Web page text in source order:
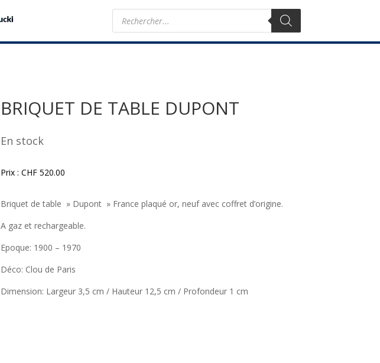
Recherche
produits
BRIQUET DE TABLE DUPONT
En stock
Prix : CHF520.00
Briquet de table » Dupont » France plaqué or, neuf avec coffret d’origine.
A gaz et rechargeable.
Epoque: 1900 – 1970
Déco: Clou de Paris
Dimension: Largeur 3,5 cm / Hauteur 12,5 cm / Profondeur 1 cm